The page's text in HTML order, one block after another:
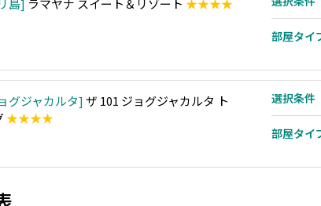
島 ラマヤナ スイート＆リゾート ★★★★
部屋タイ
グジャカルタ ザ 101 ジョグジャカルタ ト
★★★★
選択条件
部屋タイ